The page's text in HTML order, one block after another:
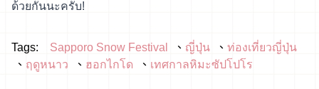
ด้วยกันนะครับ!
Tags: Sapporo Snow Festival ญี่ปุ่น
ท่องเที่ยวญี่ปุ่น
ฤดูหนาว
ฮอกไกโด เทศกาลหิมะซัปโปโร